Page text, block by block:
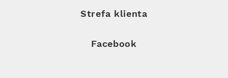
Strefa klienta
Facebook